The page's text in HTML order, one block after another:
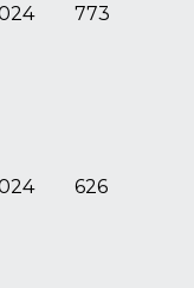
773
626